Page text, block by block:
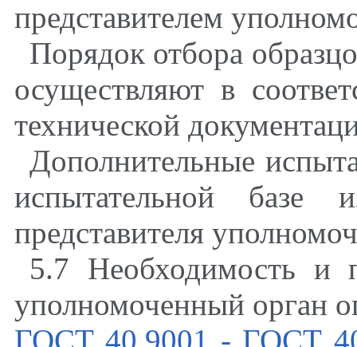
представителем
Порядок отбора
осуществляют в
технической
Дополнительные
испытательной базе
представителя
5.7 Необходимость и
уполномоченный орган